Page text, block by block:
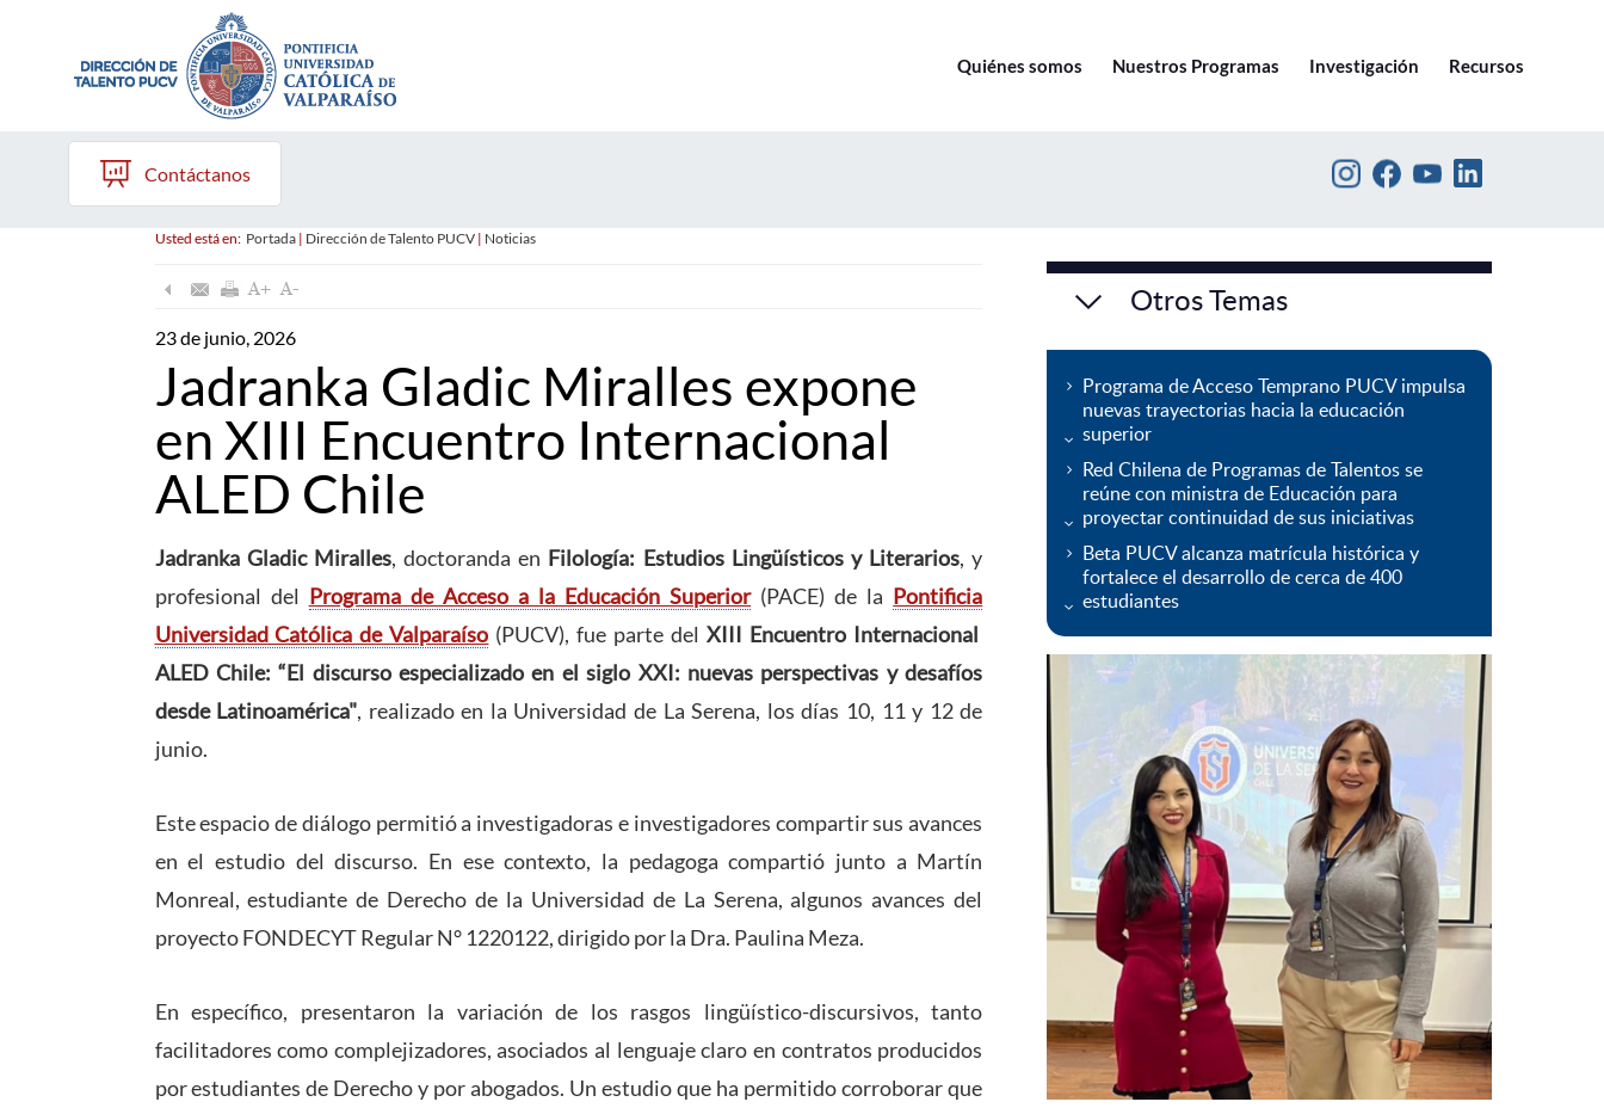
Quiénes somos Nuestros Programas Investigación Recursos
Contáctanos
Usted está en: Portada| Dirección de Talento PUCV| Noticias
23 de junio, 2026
Jadranka Gladic Miralles expone
en XIII Encuentro Internacional
ALED Chile
Jadranka Gladic Miralles, doctoranda en Filología: Estudios Lingüísticos y Literarios, y
profesional del Programa de Acceso a la Educación Superior(PACE) de la Pontificia
Universidad Católica de Valparaíso (PUCV), fue parte delXIII Encuentro Internacional
ALED Chile: “El discurso especializado en el siglo XXI: nuevas perspectivas y desafíos
desde Latinoamérica", realizado en la Universidad de La Serena, los días 10, 11 y 12 de
junio.
Este espacio de diálogo permitió a investigadoras e investigadores compartir sus avances
en el estudio del discurso. En ese contexto, la pedagoga compartió junto a Martín
Monreal, estudiante de Derecho de la Universidad de La Serena, algunos avances del
proyecto FONDECYT Regular N° 1220122, dirigido por la Dra. Paulina Meza.
En específico, presentaron la variación de los rasgos lingüístico-discursivos, tanto
facilitadores como complejizadores, asociados al lenguaje claro en contratos producidos
por estudiantes de Derecho y por abogados. Un estudio que ha permitido corroborar que
Otros Temas
Programa de Acceso Temprano PUCV impulsa
nuevas trayectorias hacia la educación
superior
Red Chilena de Programas de Talentos se
reúne con ministra de Educación para
proyectar continuidad de sus iniciativas
Beta PUCV alcanza matrícula histórica y
fortalece el desarrollo de cerca de 400
estudiantes